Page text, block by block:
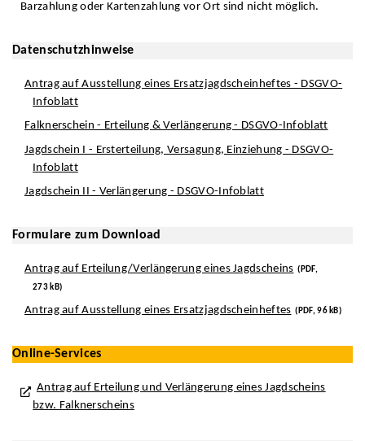
Barzahlung oder Kartenzahlung vor Ort sind nicht möglich.
Datenschutzhinweise
Antrag auf Ausstellung eines Ersatzjagdscheinheftes - DSGVO-
Infoblatt
Falknerschein - Erteilung & Verlängerung - DSGVO-Infoblatt
Jagdschein I - Ersterteilung, Versagung, Einziehung - DSGVO-
Infoblatt
Jagdschein II - Verlängerung - DSGVO-Infoblatt
Formulare zum Download
Antrag auf Erteilung/Verlängerung eines Jagdscheins (PDF,
273 kB)
Antrag auf Ausstellung eines Ersatzjagdscheinheftes (PDF, 96 kB)
Online-Services
Antrag auf Erteilung und Verlängerung eines Jagdscheins
bzw. Falknerscheins